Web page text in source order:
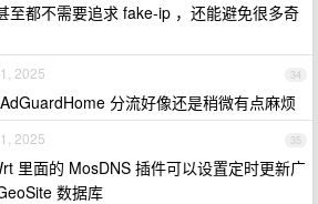
至都不需要追求 fake-ip ，还能避免很多奇
34
2025
AdGuardHome 分流好像还是稍微有点麻烦
35
2025
里面的 MosDNS 插件可以设置定时更新广
数据库